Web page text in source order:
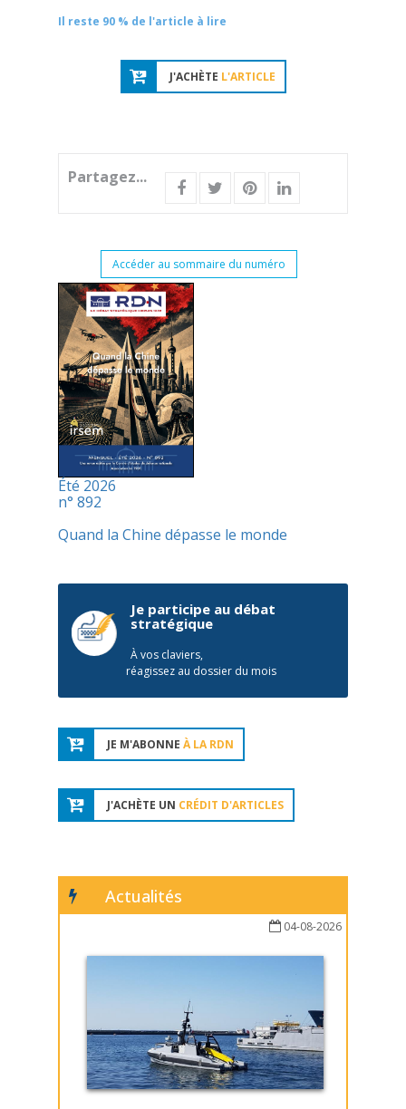
Il reste 90 % de l'article à lire
J'ACHÈTE L'ARTICLE
Partagez...
Accéder au sommaire du numéro
Été 2026
n° 892
Quand la Chine dépasse le monde
Je participe au débat
stratégique
À vos claviers,
réagissez au dossier du mois
JE M'ABONNE À LA RDN
J'ACHÈTE UN CRÉDIT D'ARTICLES
Actualités
04-08-2026